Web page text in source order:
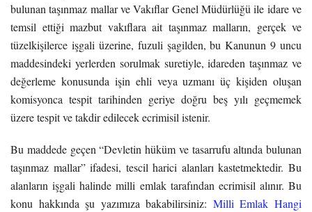
bulunan taşınmaz mallar ve Vakıflar Genel Müdürlüğü ile idare ve
temsil ettiği mazbut vakıflara ait taşınmaz malların, gerçek ve
tüzelkişilerce işgali üzerine, fuzuli şagilden, bu Kanunun 9 uncu
maddesindeki yerlerden sorulmak suretiyle,idareden taşınmaz ve
değerleme konusunda işin ehli veya uzmanı üç kişiden oluşan
komisyonca tespit tarihinden geriye doğru beş yılı geçmemek
üzere tespit ve takdir edilecek ecrimisil istenir.
Bu maddede geçen “Devletin hüküm ve tasarrufu altında bulunan
taşınmaz mallar” ifadesi, tescil harici alanları kastetmektedir. Bu
alanların işgali halinde milli emlak tarafından ecrimisil alınır. Bu
konu hakkında şu yazımıza bakabilirsiniz: Milli Emlak Hangi